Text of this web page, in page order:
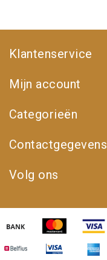
Klantenservice
Mijn account
Categorieën
Contactgegevens
Volg ons